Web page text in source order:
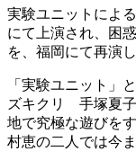
実験ユニットによ
にて上演され、困
を、福岡にて再演し
「実験ユニット
ズキクリ 手塚夏子
地で究極な遊びを
村恵の二人では今